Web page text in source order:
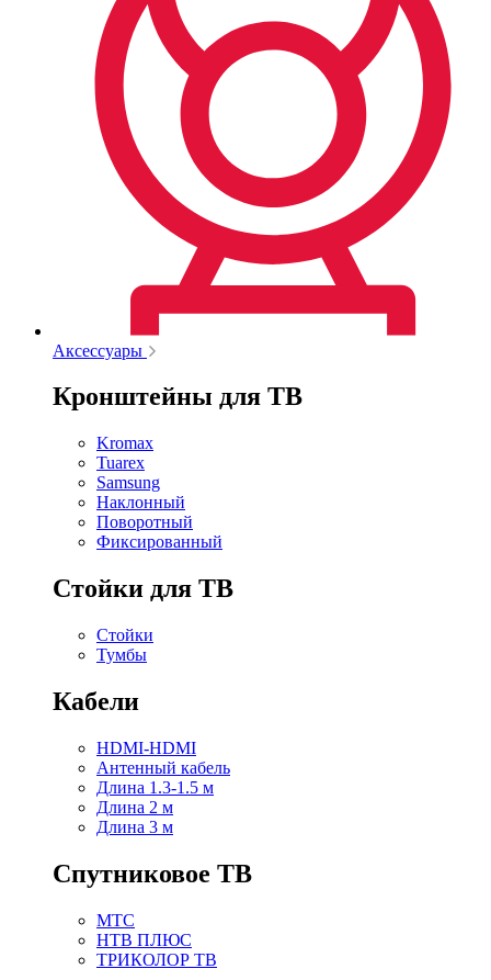
Аксессуары
Кронштейны для ТВ
Kromax
Tuarex
Samsung
Наклонный
Поворотный
Фиксированный
Стойки для ТВ
Стойки
Тумбы
Кабели
HDMI-HDMI
Антенный кабель
Длина 1.3-1.5 м
Длина 2 м
Длина 3 м
Спутниковое ТВ
МТС
НТВ ПЛЮС
ТРИКОЛОР ТВ